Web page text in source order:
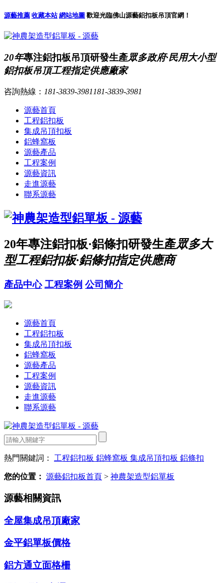
源藝推薦 收藏本站 網站地圖 歡迎光臨佛山源藝鋁扣板吊頂官網！
20年專注鋁扣板吊頂研發生產眾多政府·民用大小型
鋁扣板吊頂工程指定供應廠家
咨詢熱線： 181-3839-3981 181-3839-3981
源藝首頁
工程鋁扣板
集成吊頂扣板
鋁蜂窩板
源藝產品
工程案例
源藝資訊
走進源藝
聯系源藝
20年專注鋁扣板·鋁條扣研發生產眾多大
型工程鋁扣板·鋁條扣指定供應商
產品中心 工程案例 公司簡介
源藝首頁
工程鋁扣板
集成吊頂扣板
鋁蜂窩板
源藝產品
工程案例
源藝資訊
走進源藝
聯系源藝
熱門關鍵詞： 工程鋁扣板 鋁蜂窩板 集成吊頂扣板 鋁條扣
您的位置： 源藝鋁扣板首頁 > 神農架造型鋁單板
源藝相關資訊
全屋集成吊頂廠家
金平鋁單板價格
鋁方通立面格柵